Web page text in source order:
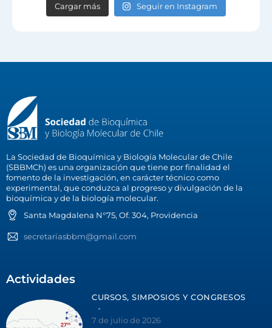
Cargar más Seguir en Instagram
La Sociedad de Bioquímica y Biología Molecular de Chile
(SBBMCh) es una organización que tiene por finalidad el
fomento de la investigación, en carácter técnico como
experimental, que conduzca al progreso y divulgación de la
bioquímica y de la biología molecular.
Santa Magdalena N°75, Of. 304, Providencia
secretariasbbm@gmail.com
Actividades
CURSOS, SIMPOSIOS Y CONGRESOS
7 de julio de 2026